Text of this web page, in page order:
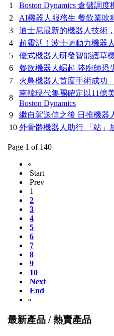
1
Boston Dynamics 倉儲調度
2
AI機器人服務生 餐飲業吹
3
迪士尼最新的機器人技術
4
超靈活！波士頓動力機器
5
優式機器人研發智能護草
6
餐飲機器人崛起 陸廚師恐
7
火鳥機器人首度手術成功
8
南韓現代集團確定以11億
Boston Dynamics
9
繼自駕送信之後 日推機器
10 外骨骼機器人助行 「站」
Page 1 of 140
«
Start
Prev
1
2
3
4
5
6
7
8
9
10
Next
End
»
最新產品 / 熱賣產品